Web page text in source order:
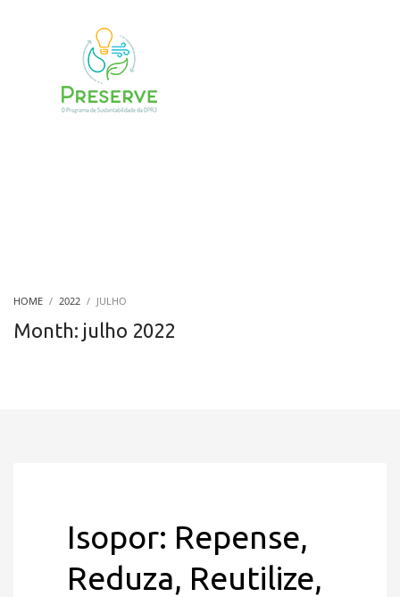
HOME 2022 JULHO
Month: julho 2022
Isopor: Repense,
Reduza, Reutilize,